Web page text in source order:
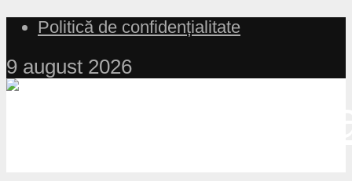
Politică de confidențialitate
9 august 2026